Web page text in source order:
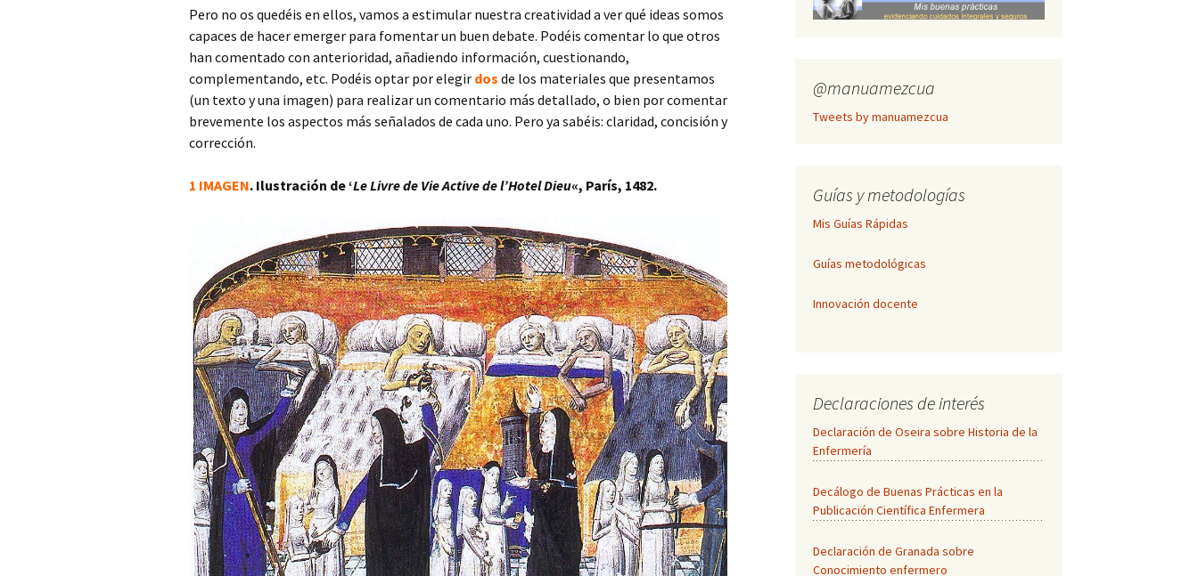
Pero no os quedéis en ellos, vamos a estimular nuestra creatividad a ver qué ideas somos
capaces de hacer emerger para fomentar un buen debate. Podéis comentar lo que otros
han comentado con anterioridad, añadiendo información, cuestionando,
complementando, etc. Podéis optar por elegir dos de los materiales que presentamos
(un texto y una imagen) para realizar un comentario más detallado, o bien por comentar
brevemente los aspectos más señalados de cada uno. Pero ya sabéis: claridad, concisión y
corrección.
1 IMAGEN. Ilustración de ‘Le Livre de Vie Active de l’Hotel Dieu«, París, 1482.
@manuamezcua
Tweets by manuamezcua
Guías y metodologías
Mis Guías Rápidas
Guías metodológicas
Innovación docente
Declaraciones de interés
Declaración de Oseira sobre Historia de la
Enfermería
Decálogo de Buenas Prácticas en la
Publicación Científica Enfermera
Declaración de Granada sobre
Conocimiento enfermero